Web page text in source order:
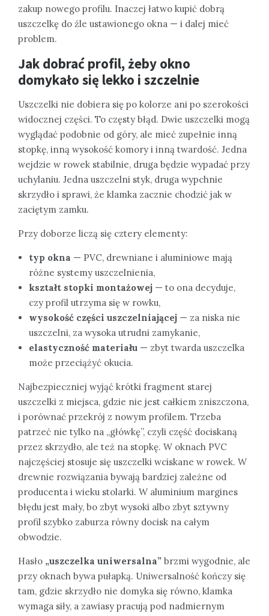
zakup nowego profilu. Inaczej łatwo kupić dobrą
uszczelkę do źle ustawionego okna — i dalej mieć
problem.
Jak dobrać profil, żeby okno
domykało się lekko i szczelnie
Uszczelki nie dobiera się po kolorze ani po szerokości
widocznej części. To częsty błąd. Dwie uszczelki mogą
wyglądać podobnie od góry, ale mieć zupełnie inną
stopkę, inną wysokość komory i inną twardość. Jedna
wejdzie w rowek stabilnie, druga będzie wypadać przy
uchylaniu. Jedna uszczelni styk, druga wypchnie
skrzydło i sprawi, że klamka zacznie chodzić jak w
zaciętym zamku.
Przy doborze liczą się cztery elementy:
typ okna — PVC, drewniane i aluminiowe mają
różne systemy uszczelnienia,
kształt stopki montażowej — to ona decyduje,
czy profil utrzyma się w rowku,
wysokość części uszczelniającej — za niska nie
uszczelni, za wysoka utrudni zamykanie,
elastyczność materiału — zbyt twarda uszczelka
może przeciążyć okucia.
Najbezpieczniej wyjąć krótki fragment starej
uszczelki z miejsca, gdzie nie jest całkiem zniszczona,
i porównać przekrój z nowym profilem. Trzeba
patrzeć nie tylko na „główkę”, czyli część dociskaną
przez skrzydło, ale też na stopkę. W oknach PVC
najczęściej stosuje się uszczelki wciskane w rowek. W
drewnie rozwiązania bywają bardziej zależne od
producenta i wieku stolarki. W aluminium margines
błędu jest mały, bo zbyt wysoki albo zbyt sztywny
profil szybko zaburza równy docisk na całym
obwodzie.
Hasło „uszczelka uniwersalna” brzmi wygodnie, ale
przy oknach bywa pułapką. Uniwersalność kończy się
tam, gdzie skrzydło nie domyka się równo, klamka
wymaga siły, a zawiasy pracują pod nadmiernym